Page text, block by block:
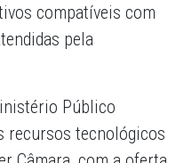
compatíveis com
pela
Público
recursos tecnológicos